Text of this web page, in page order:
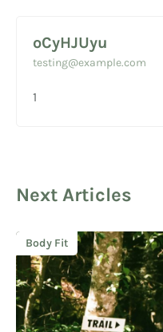
oCyHJUyu
testing@example.com
1
Next Articles
Body Fit